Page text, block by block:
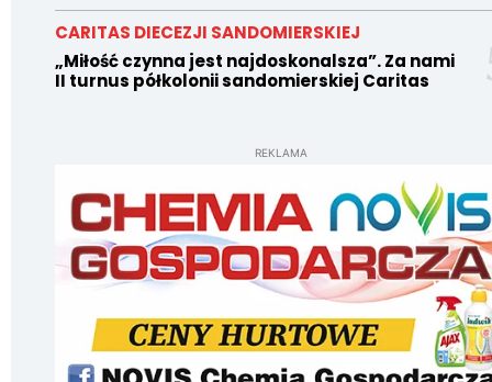
CARITAS DIECEZJI SANDOMIERSKIEJ
„Miłość czynna jest najdoskonalsza”. Za nami
II turnus półkolonii sandomierskiej Caritas
REKLAMA